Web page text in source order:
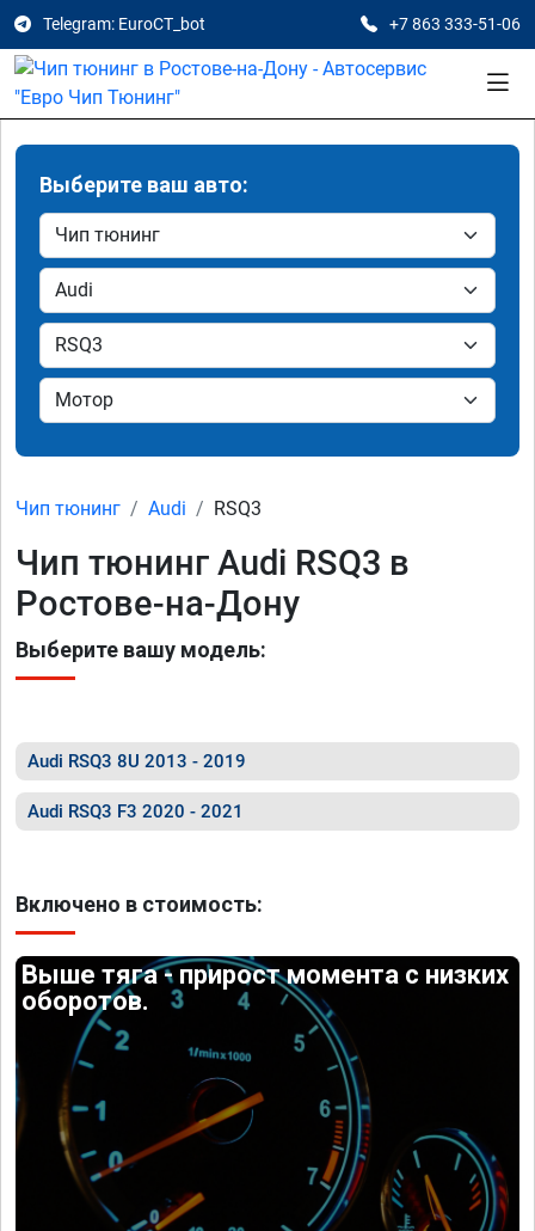
Telegram: EuroCT_bot +7 863 333-51-06
Выберите ваш авто:
Чип тюнинг Audi RSQ3
Чип тюнинг Audi RSQ3 в
Ростове-на-Дону
Выберите вашу модель:
Audi RSQ3 8U 2013 - 2019
Audi RSQ3 F3 2020 - 2021
Включено в стоимость:
Выше тяга - прирост момента с низких
оборотов.